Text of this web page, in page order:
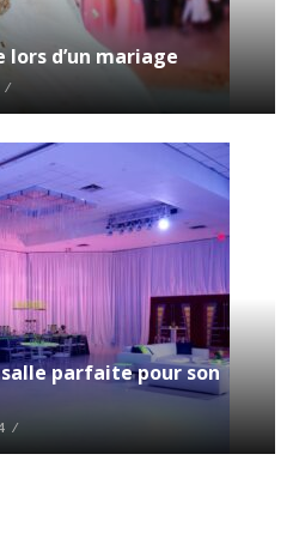
lors d’un mariage
parfaite pour son